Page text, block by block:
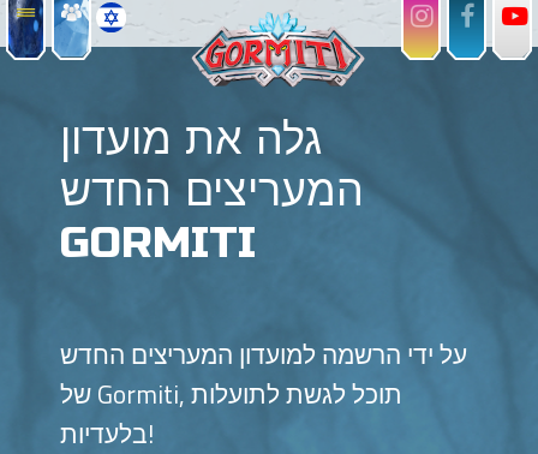
גלה את מועדון
המעריצים החדש
GORMITI
על ידי הרשמה למועדון המעריצים החדש
של Gormiti, תוכל לגשת לתועלות
בלעדיות!